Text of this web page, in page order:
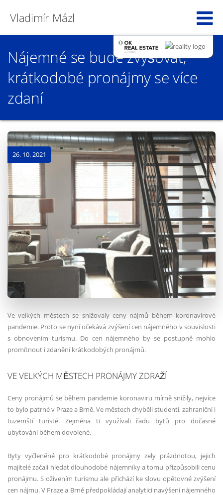
Vladimír Mázl
Nájemné se bude zvyšovat,
krátkodobé pronájmy se více
zdaní
26. 10. 2021
Ve velkých městech se snižovaly ceny nájmů během koronavirové
pandemie. Proto se nyní očekává zvýšení cen nájemného v souvislosti
s obnovením turismu. Do cen nájemného by se postupně mohlo
promítnout i zdanění krátkodobých pronájmů.
VE VELKÝCH MĚSTECH PRONÁJMY ZDRAŽÍ
Ceny pronájmů se během pandemie koronaviru mírně snížily, nejvíce
to bylo patrné v Praze a Brně. Ve městech chyběli studenti, zahraniční i
tuzemští turisté. Zejména ti využívali řadu bytů pro dočasné
ubytování během dovolené.
Byty vyčleněné pro krátkodobé pronájmy zely prázdnotou, jejich
majitelé začali hledat dlouhodobé nájemníky a tomu přizpůsobili cenu
pronájmu. S oživením turismu ale přichází ke slovu opětovné zvýšení
cen nájmu. V Praze a Brně předpokládají analytici navýšení nájemného